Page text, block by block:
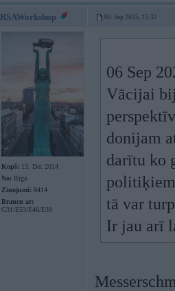
RSAWorkshop 06. Sep 2025, 15:32
Kopš: 13. Dec 2014
No: Rīga
Ziņojumi: 8414
Braucu ar:
G31/E53/E46/E39
06 Sep
Vācijai
donijam
darītu ko
politiķiem
tā var
Ir jau arī